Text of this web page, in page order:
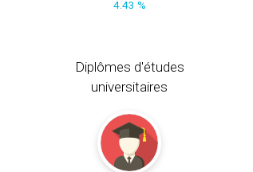
4.43 %
Diplômes d'études
universitaires